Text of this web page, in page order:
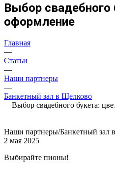
Выбор свадебного
оформление
Главная
—
Статьи
—
Наши партнеры
—
Банкетный зал в Щелково
—Выбор свадебного букета:
Наши партнеры/Банкетный зал
2 мая 2025
Выбирайте пионы!